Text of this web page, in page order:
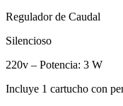
Regulador de Caudal
Silencioso
220v – Potencia: 3 W
Incluye 1 cartucho con